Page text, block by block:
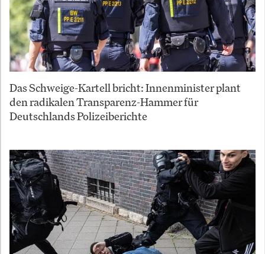
Das Schweige-Kartell bricht: Innenminister plant
den radikalen Transparenz-Hammer für
Deutschlands Polizeiberichte